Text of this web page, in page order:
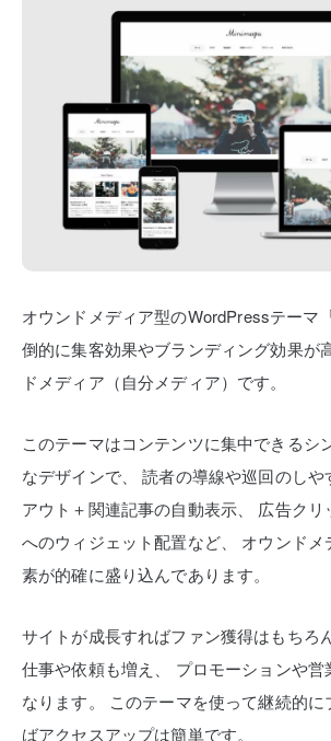
オウンドメディア型のWordPressテーマ
倒的に集客効果やブランディング効果が
ドメディア（自分メディア）です。
このテーマはコンテンツに集中できるシ
なデザインで、
読者の導線や巡回のしや
アウト＋関連記事の自動表示、
広告クリ
へのウィジェット配置など、
オウンドメ
素が的確に盛り込んであります。
サイトが成長すればファン獲得はもちろ
仕事や依頼も増え、
プロモーションや営
なります。
このテーマを使って継続的
ばアクセスアップは簡単です。